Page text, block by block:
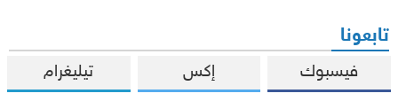
تابعونا
فيسبوك إكس تيليغرام